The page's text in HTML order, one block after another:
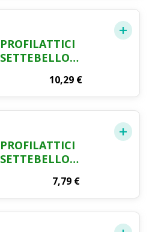
PROFILATTICI
SETTEBELLO
10,29 €
PROFILATTICI
SETTEBELLO
7,79 €